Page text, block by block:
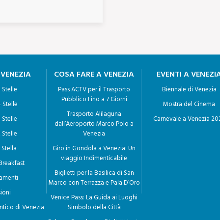
vi ha interesse, l’integrazione dei dati;
caso in cui tale adempimento si rivela impossibile o comporta
a fini di invio di materiale pubblicitario o di vendita diretta
di Venezia
COSA FARE A VENEZIA
Pass ACTV per il Trasporto
Pubblico Fino a 7 Giorni
Trasporto Alilaguna
dall’Aeroporto Marco Polo a
Venezia
Giro in Gondola a Venezia: Un
viaggio Indimenticabile
Biglietti per la Basilica di San
Marco con Terrazza e Pala D’Oro
Venice Pass: La Guida ai Luoghi
Simbolo della Città
EVENTI A
Biennale di Venezia
Mostra del Cinema
Carnevale a Venezia